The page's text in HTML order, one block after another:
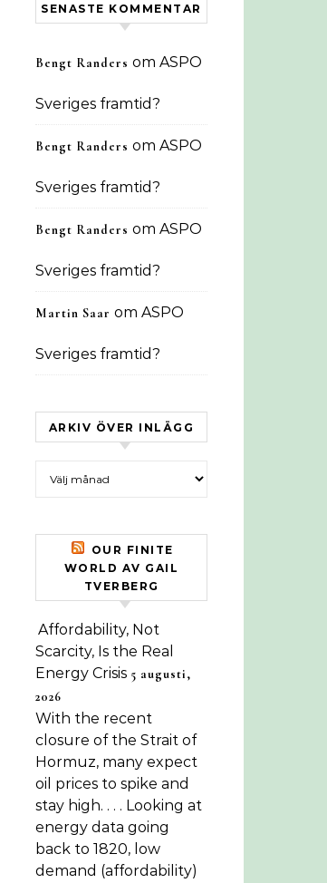
SENASTE KOMMENTAR
Bengt Randers om ASPO
Sveriges framtid?
Bengt Randers om ASPO
Sveriges framtid?
Bengt Randers om ASPO
Sveriges framtid?
Martin Saar om ASPO
Sveriges framtid?
ARKIV ÖVER INLÄGG
OUR FINITE
WORLD AV GAIL
TVERBERG
Affordability, Not
Scarcity, Is the Real
Energy Crisis 5 augusti,
2026
With the recent
closure of the Strait of
Hormuz, many expect
oil prices to spike and
stay high. . . . Looking at
energy data going
back to 1820, low
demand (affordability)